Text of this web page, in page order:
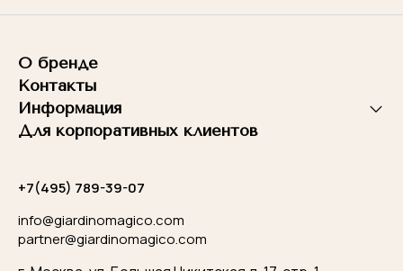
О бренде
Контакты
Информация
Для корпоративных клиентов
+7(495) 789-39-07
info@giardinomagico.com
partner@giardinomagico.com